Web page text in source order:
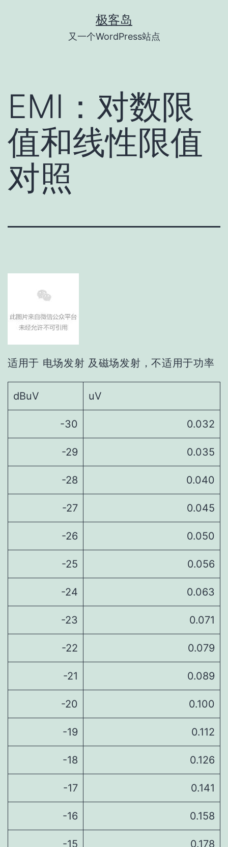
极客岛
又一个WordPress站点
EMI：对数限
值和线性限值
对照
适用于 电场发射 及磁场发射，不适用于功率
dBuV uV
-30 0.032
-29 0.035
-28 0.040
-27 0.045
-26 0.050
-25 0.056
-24 0.063
-23 0.071
-22 0.079
-21 0.089
-20 0.100
-19 0.112
-18 0.126
-17 0.141
-16 0.158
-15 0.178